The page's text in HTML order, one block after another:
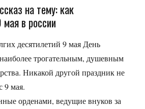
на тему: как
в россии
десятилетий 9 мая День
трогательным, душевным
Никакой другой праздник не
9 мая.
орденами, ведущие внуков за